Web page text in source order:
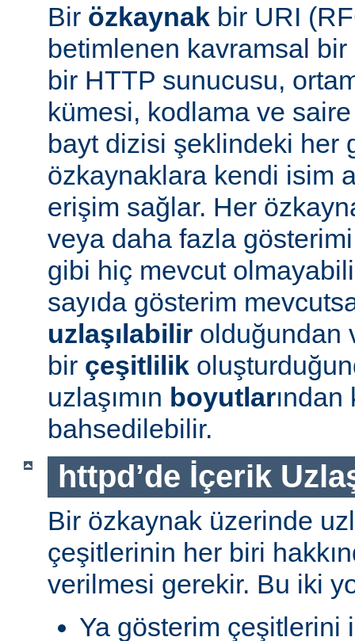
Bir özkaynak bir URI
betimlenen kavramsal
bir HTTP sunucusu,
kümesi, kodlama ve saire
bayt dizisi şeklindeki her
özkaynaklara kendi isim
erişim sağlar. Her
veya daha fazla
gibi hiç mevcut
sayıda gösterim
uzlaşılabilir olduğundan
bir çeşitlilik
uzlaşımın boyutlarından
bahsedilebilir.
httpd’de İçerik
Bir özkaynak üzerinde
çeşitlerinin her biri
verilmesi gerekir. Bu iki
Ya gösterim çeşitlerini